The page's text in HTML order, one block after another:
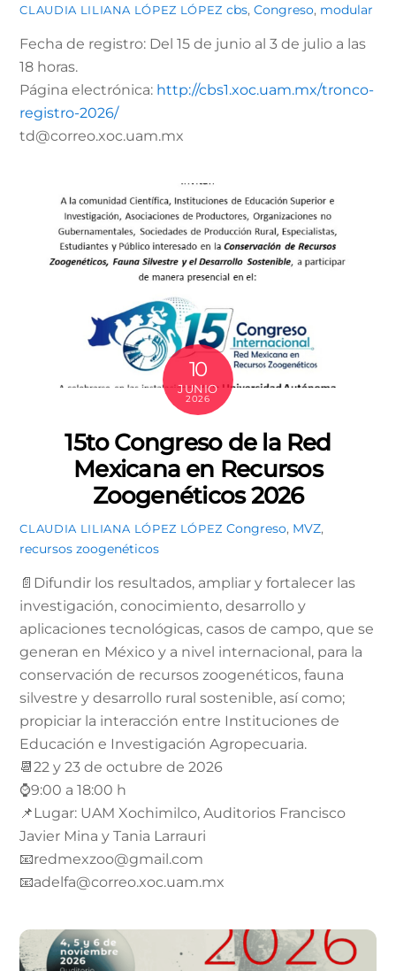
CLAUDIA LILIANA LÓPEZ LÓPEZ cbs, Congreso, modular
Fecha de registro: Del 15 de junio al 3 de julio a las
18 horas.
Página electrónica: http://cbs1.xoc.uam.mx/tronco-
registro-2026/
td@correo.xoc.uam.mx
10
JUNIO
2026
15to Congreso de la Red
Mexicana en Recursos
Zoogenéticos 2026
CLAUDIA LILIANA LÓPEZ LÓPEZ Congreso, MVZ,
recursos zoogenéticos
📄Difundir los resultados, ampliar y fortalecer las
investigación, conocimiento, desarrollo y
aplicaciones tecnológicas, casos de campo, que se
generan en México y a nivel internacional, para la
conservación de recursos zoogenéticos, fauna
silvestre y desarrollo rural sostenible, así como;
propiciar la interacción entre Instituciones de
Educación e Investigación Agropecuaria.
📆22 y 23 de octubre de 2026
⌚9:00 a 18:00 h
📌Lugar: UAM Xochimilco, Auditorios Francisco
Javier Mina y Tania Larrauri
📧redmexzoo@gmail.com
📧adelfa@correo.xoc.uam.mx